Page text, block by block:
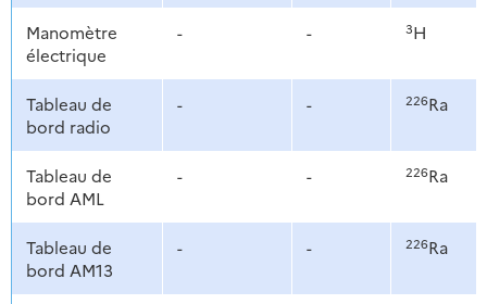
Manomètre
électrique
- - 3H
Tableau de
bord radio
- - 226Ra
Tableau de
bord AML
- - 226Ra
Tableau de
bord AM13
- - 226Ra